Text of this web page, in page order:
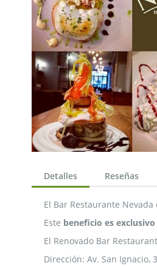
comienzo
galería
imágenes
Detalles
El Bar Restaurante
Este beneficio es
El Renovado Bar
Dirección: Av. San Ignacio,
Reseñas